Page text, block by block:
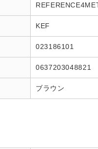
KEF
023186101
0637203048821
ブラウン